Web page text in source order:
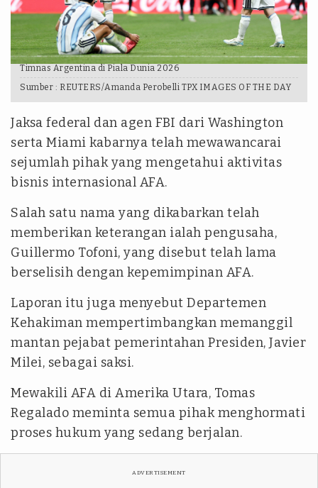
Timnas Argentina di Piala Dunia 2026
Sumber : REUTERS/Amanda Perobelli TPX IMAGES OF THE DAY
Jaksa federal dan agen FBI dari Washington
serta Miami kabarnya telah mewawancarai
sejumlah pihak yang mengetahui aktivitas
bisnis internasional AFA.
Salah satu nama yang dikabarkan telah
memberikan keterangan ialah pengusaha,
Guillermo Tofoni, yang disebut telah lama
berselisih dengan kepemimpinan AFA.
Laporan itu juga menyebut Departemen
Kehakiman mempertimbangkan memanggil
mantan pejabat pemerintahan Presiden, Javier
Milei, sebagai saksi.
Mewakili AFA di Amerika Utara, Tomas
Regalado meminta semua pihak menghormati
proses hukum yang sedang berjalan.
ADVERTISEMENT